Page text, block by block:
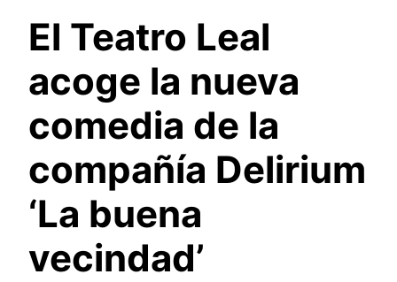
El Teatro Leal
acoge la nueva
comedia de la
compañía Delirium
‘La buena
vecindad’